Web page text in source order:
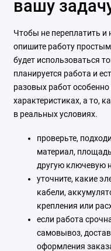
вашу
Чтобы не переплатить и
опишите работу
будет использоваться
планируется работа и
разовых работ
характеристиках, а то,
в реальных условиях.
проверьте,
материал,
другую ключевую
уточните, какие
кабели,
крепления или
если работа
самовывоз,
оформления